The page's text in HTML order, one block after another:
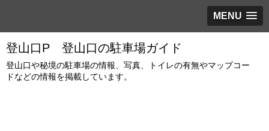
MENU
登山口P 登山口の駐車場ガイド
登山口や秘境の駐車場の情報、写真、トイレの有無やマップコー
ドなどの情報を掲載しています。